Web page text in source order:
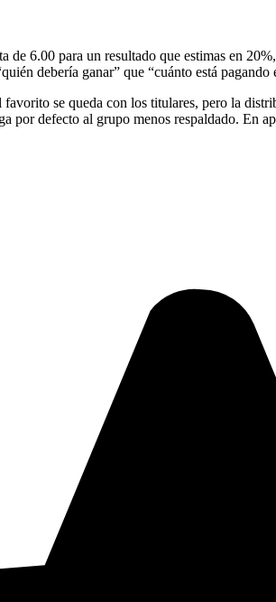
de 6.00 para un resultado que estimas en
debería ganar” que “cuánto está
se queda con los titulares, pero la
por defecto al grupo menos respaldado. En